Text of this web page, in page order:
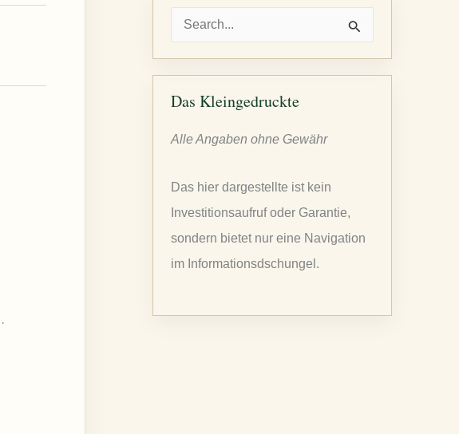
·
h
n
Das Kleingedruckte
Alle Angaben ohne Gewähr
Das hier dargestellte ist kein
Investitionsaufruf oder Garantie,
sondern bietet nur eine Navigation
im Informationsdschungel.